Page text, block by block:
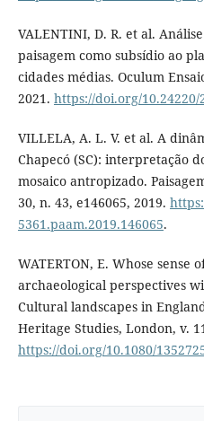
VALENTINI, D. R. et al.
paisagem como subsídio ao
cidades médias. Oculum
2021. https://doi.org/10.24220/
VILLELA, A. L. V. et al. A
Chapecó (SC): interpretação
mosaico antropizado.
30, n. 43, e146065, 2019.
5361.paam.2019.146065.
WATERTON, E. Whose sense
archaeological perspectives
Cultural landscapes in
Heritage Studies, London, v.
https://doi.org/10.1080/